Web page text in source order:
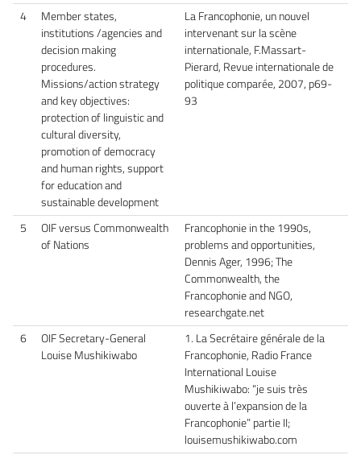
4
Member states,
institutions /agencies and
decision making
procedures.
Missions/action strategy
and key objectives:
protection of linguistic and
cultural diversity,
promotion of democracy
and human rights, support
for education and
sustainable development
La Francophonie, un nouvel
intervenant sur la scène
internationale, F.Massart-
Pierard, Revue internationale de
politique comparée, 2007, p69-
93
5
OIF versus Commonwealth
of Nations
Francophonie in the 1990s,
problems and opportunities,
Dennis Ager, 1996; The
Commonwealth, the
Francophonie and NGO,
researchgate.net
6
OIF Secretary-General
Louise Mushikiwabo
1. La Secrétaire générale de la
Francophonie, Radio France
International Louise
Mushikiwabo: “je suis très
ouverte à l’expansion de la
Francophonie” partie II;
louisemushikiwabo.com